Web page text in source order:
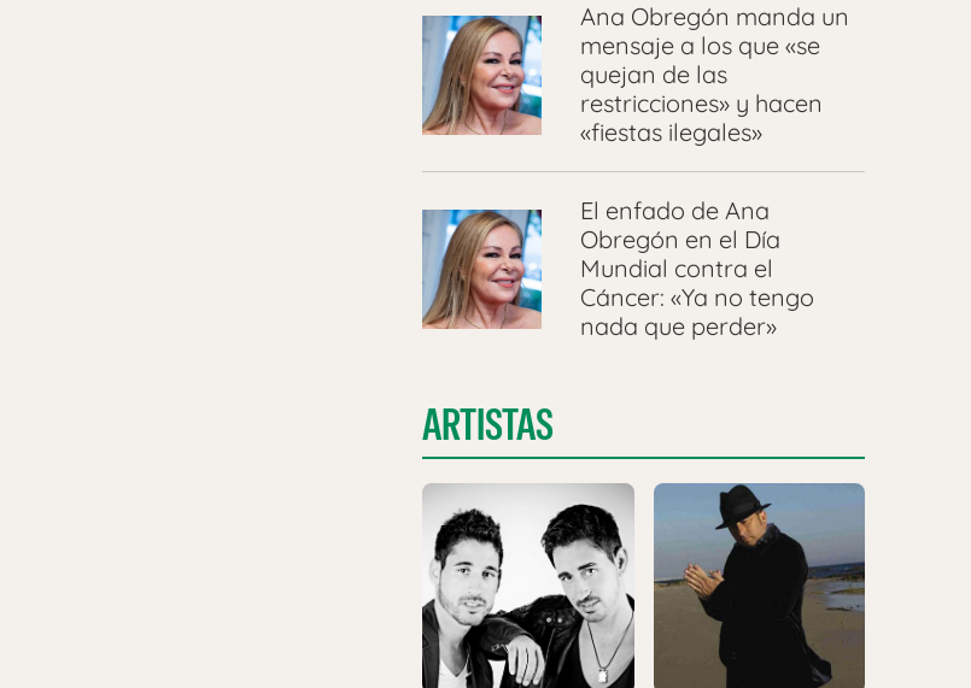
Ana Obregón manda un
mensaje a los que «se
quejan de las
restricciones» y hacen
«fiestas ilegales»
El enfado de Ana
Obregón en el Día
Mundial contra el
Cáncer: «Ya no tengo
nada que perder»
ARTISTAS